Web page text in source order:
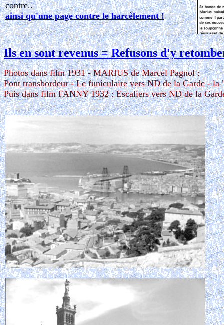
contre..
ainsi qu'une page contre le harcèlement !
Ils en sont revenus = Refusons d'y
Photos dans film 1931 - MARIUS de Marcel Pagnol :
Pont transbordeur - Le funiculaire vers ND de la Garde -
Puis dans film FANNY 1932 : Escaliers vers ND de la